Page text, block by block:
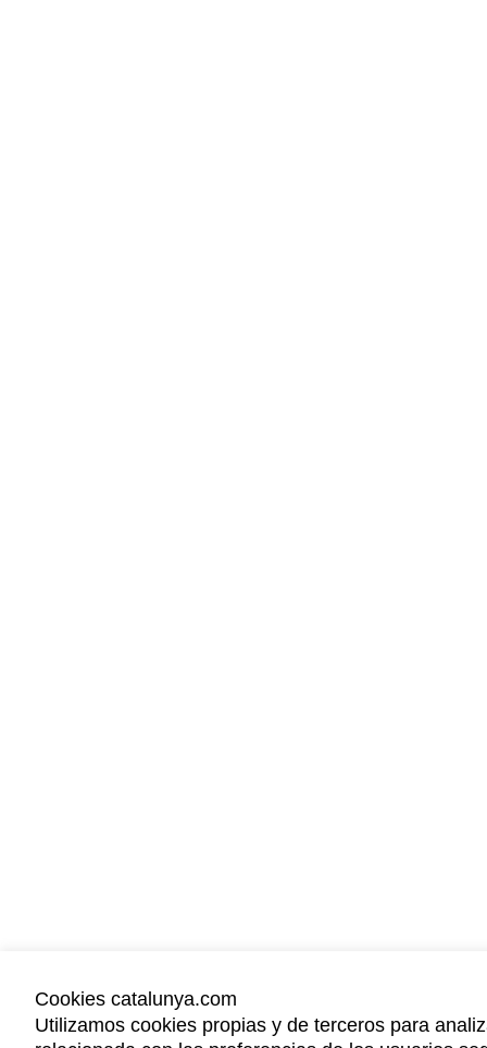
Cookies catalunya.com
Utilizamos cookies propias y de terceros para